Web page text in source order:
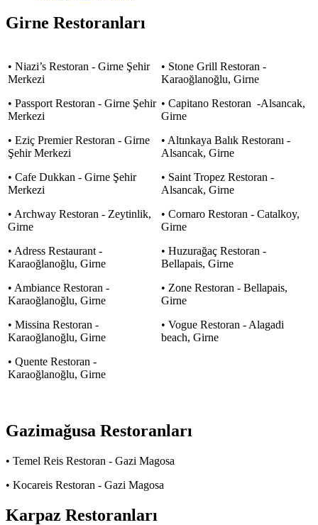
Girne Restoranları
• Niazi’s Restoran - Girne Şehir
Merkezi
• Passport Restoran - Girne Şehir
Merkezi
• Eziç Premier Restoran - Girne
Şehir Merkezi
• Cafe Dukkan - Girne Şehir
Merkezi
• Archway Restoran - Zeytinlik,
Girne
• Adress Restaurant -
Karaoğlanoğlu, Girne
• Ambiance Restoran -
Karaoğlanoğlu, Girne
• Missina Restoran -
Karaoğlanoğlu, Girne
• Quente Restoran -
Karaoğlanoğlu, Girne
• Stone Grill Restoran -
Karaoğlanoğlu, Girne
• Capitano Restoran -Alsancak,
Girne
• Altınkaya Balık Restoranı -
Alsancak, Girne
• Saint Tropez Restoran -
Alsancak, Girne
• Cornaro Restoran - Catalkoy,
Girne
• Huzurağaç Restoran -
Bellapais, Girne
• Zone Restoran - Bellapais,
Girne
• Vogue Restoran - Alagadi
beach, Girne
Gazimağusa Restoranları
• Temel Reis Restoran - Gazi Magosa
• Kocareis Restoran - Gazi Magosa
Karpaz Restoranları